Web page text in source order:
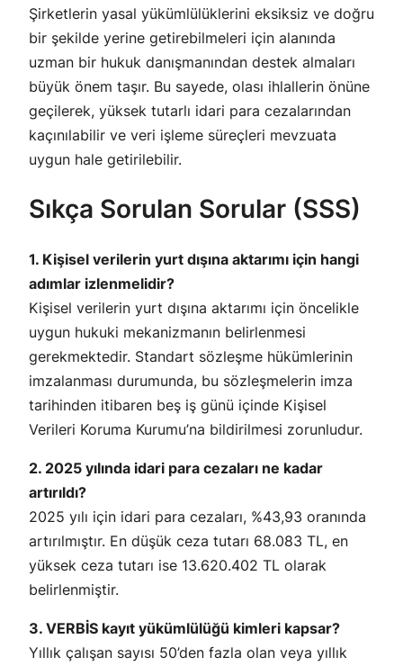
Şirketlerin yasal yükümlülüklerini eksiksiz ve doğru
bir şekilde yerine getirebilmeleri için alanında
uzman bir hukuk danışmanından destek almaları
büyük önem taşır. Bu sayede, olası ihlallerin önüne
geçilerek, yüksek tutarlı idari para cezalarından
kaçınılabilir ve veri işleme süreçleri mevzuata
uygun hale getirilebilir.
Sıkça Sorulan Sorular (SSS)
1. Kişisel verilerin yurt dışına aktarımı için hangi
adımlar izlenmelidir?
Kişisel verilerin yurt dışına aktarımı için öncelikle
uygun hukuki mekanizmanın belirlenmesi
gerekmektedir. Standart sözleşme hükümlerinin
imzalanması durumunda, bu sözleşmelerin imza
tarihinden itibaren beş iş günü içinde Kişisel
Verileri Koruma Kurumu’na bildirilmesi zorunludur.
2. 2025 yılında idari para cezaları ne kadar
artırıldı?
2025 yılı için idari para cezaları, %43,93 oranında
artırılmıştır. En düşük ceza tutarı 68.083 TL, en
yüksek ceza tutarı ise 13.620.402 TL olarak
belirlenmiştir.
3. VERBİS kayıt yükümlülüğü kimleri kapsar?
Yıllık çalışan sayısı 50’den fazla olan veya yıllık